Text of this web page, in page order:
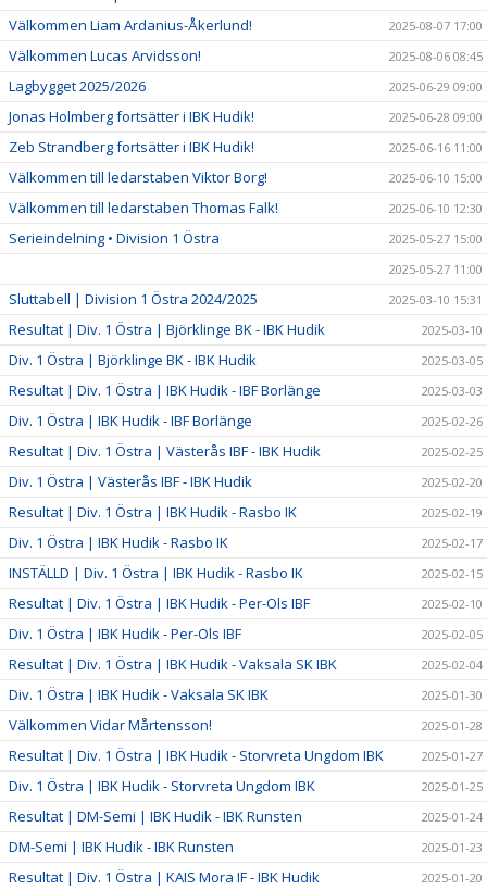
Välkommen Liam Ardanius-Åkerlund! 2025-08-07 17:00
Välkommen Lucas Arvidsson! 2025-08-06 08:45
Lagbygget 2025/2026 2025-06-29 09:00
Jonas Holmberg fortsätter i IBK Hudik! 2025-06-28 09:00
Zeb Strandberg fortsätter i IBK Hudik! 2025-06-16 11:00
Välkommen till ledarstaben Viktor Borg! 2025-06-10 15:00
Välkommen till ledarstaben Thomas Falk! 2025-06-10 12:30
Serieindelning • Division 1 Östra
2025-05-27 15:00
2025-05-27 11:00
Sluttabell | Division 1 Östra 2024/2025 2025-03-10 15:31
Resultat | Div. 1 Östra | Björklinge BK - IBK Hudik 2025-03-10
Div. 1 Östra | Björklinge BK - IBK Hudik 2025-03-05
Resultat | Div. 1 Östra | IBK Hudik - IBF Borlänge 2025-03-03
Div. 1 Östra | IBK Hudik - IBF Borlänge 2025-02-26
Resultat | Div. 1 Östra | Västerås IBF - IBK Hudik 2025-02-25
Div. 1 Östra | Västerås IBF - IBK Hudik 2025-02-20
Resultat | Div. 1 Östra | IBK Hudik - Rasbo IK 2025-02-19
Div. 1 Östra | IBK Hudik - Rasbo IK 2025-02-17
INSTÄLLD | Div. 1 Östra | IBK Hudik - Rasbo IK 2025-02-15
Resultat | Div. 1 Östra | IBK Hudik - Per-Ols IBF 2025-02-10
Div. 1 Östra | IBK Hudik - Per-Ols IBF 2025-02-05
Resultat | Div. 1 Östra | IBK Hudik - Vaksala SK IBK 2025-02-04
Div. 1 Östra | IBK Hudik - Vaksala SK IBK 2025-01-30
Välkommen Vidar Mårtensson! 2025-01-28
Resultat | Div. 1 Östra | IBK Hudik - Storvreta Ungdom IBK 2025-01-27
Div. 1 Östra | IBK Hudik - Storvreta Ungdom IBK 2025-01-25
Resultat | DM-Semi | IBK Hudik - IBK Runsten 2025-01-24
DM-Semi | IBK Hudik - IBK Runsten 2025-01-23
Resultat | Div. 1 Östra | KAIS Mora IF - IBK Hudik 2025-01-20